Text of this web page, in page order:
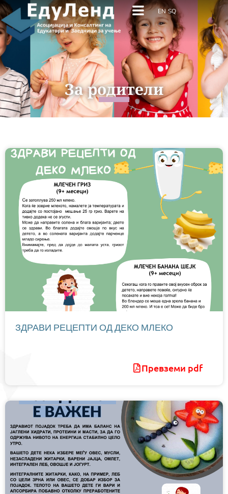
EN SQ
За родители
ЗДРАВИ РЕЦЕПТИ ОД ДЕКО МЛЕКО
Превземи pdf